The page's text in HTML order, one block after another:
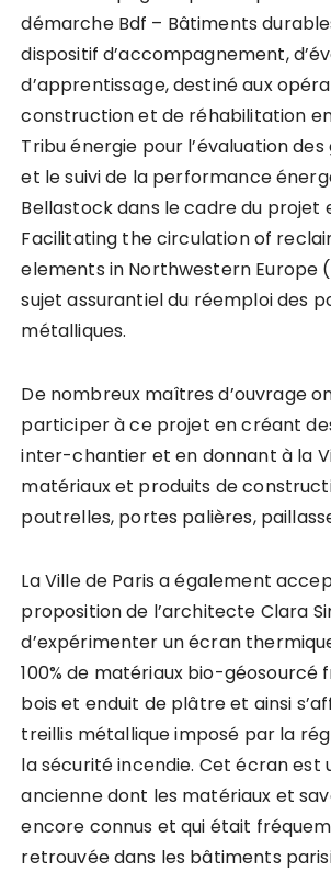
démarche Bdf – Bâtiments
dispositif d’accompagnement,
d’apprentissage, destiné aux
construction et de réhabilitation
Tribu énergie pour l’évaluation
et le suivi de la performance
Bellastock dans le cadre du projet
Facilitating the circulation of
elements in Northwestern Europe
sujet assurantiel du réemploi des
métalliques.
De nombreux maîtres d’ouvrage
participer à ce projet en créant
inter-chantier et en donnant à la
matériaux et produits de
poutrelles, portes palières,
La Ville de Paris a également
proposition de l’architecte Clara
d’expérimenter un écran
100% de matériaux bio-géosourcé
bois et enduit de plâtre et ainsi
treillis métallique imposé par la
la sécurité incendie. Cet écran est
ancienne dont les matériaux et
encore connus et qui était
retrouvée dans les bâtiments